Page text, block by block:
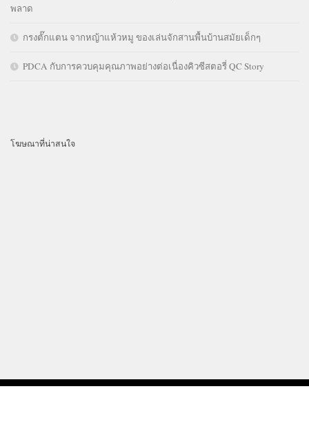
พลาด
กรงตั๊กแตน จากหญ้าแห้วหมู ของเล่นจักสานพื้นบ้านสมัยเด็กๆ
PDCA กับการควบคุมคุณภาพอย่างต่อเนื่องคิวซีสตอรี่ QC Story
โฆษณาที่น่าสนใจ